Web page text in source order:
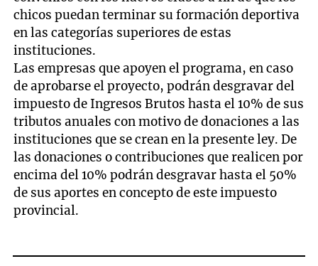
chicos puedan terminar su formación deportiva
en las categorías superiores de estas
instituciones.
Las empresas que apoyen el programa, en caso
de aprobarse el proyecto, podrán desgravar del
impuesto de Ingresos Brutos hasta el 10% de sus
tributos anuales con motivo de donaciones a las
instituciones que se crean en la presente ley. De
las donaciones o contribuciones que realicen por
encima del 10% podrán desgravar hasta el 50%
de sus aportes en concepto de este impuesto
provincial.